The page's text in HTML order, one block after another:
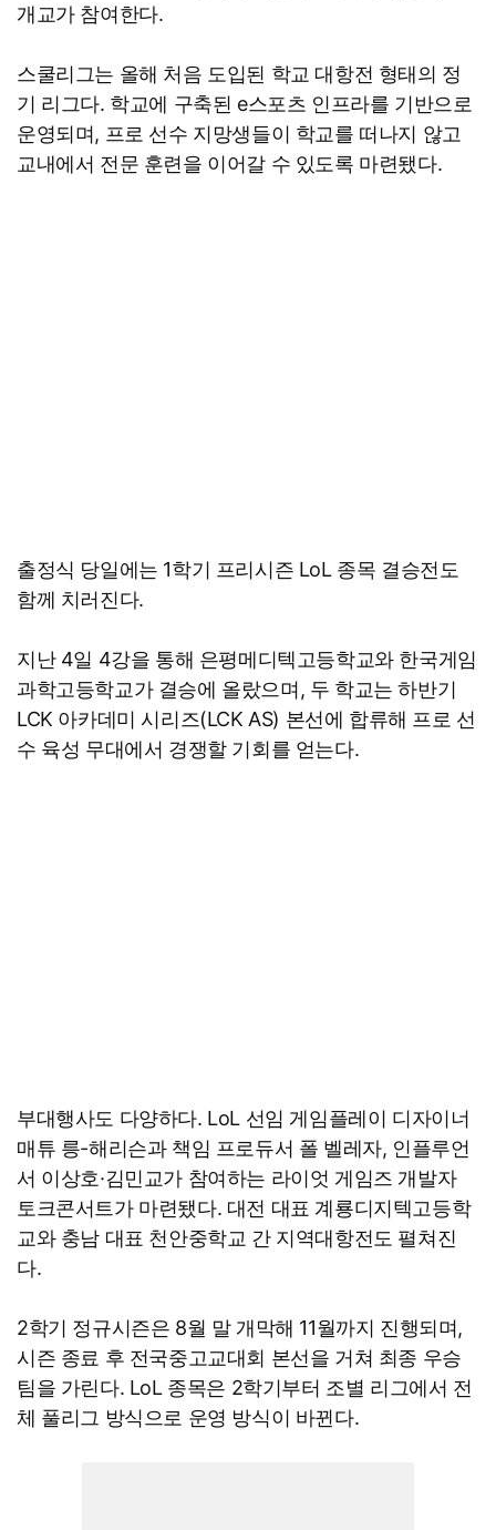
개교가 참여한다.
스쿨리그는 올해 처음 도입된 학교 대항전 형태의 정
기 리그다. 학교에 구축된 e스포츠 인프라를 기반으로
운영되며, 프로 선수 지망생들이 학교를 떠나지 않고
교내에서 전문 훈련을 이어갈 수 있도록 마련됐다.
출정식 당일에는 1학기 프리시즌 LoL 종목 결승전도
함께 치러진다.
지난 4일 4강을 통해 은평메디텍고등학교와 한국게임
과학고등학교가 결승에 올랐으며, 두 학교는 하반기
LCK 아카데미 시리즈(LCK AS) 본선에 합류해 프로 선
수 육성 무대에서 경쟁할 기회를 얻는다.
부대행사도 다양하다. LoL 선임 게임플레이 디자이너
매튜 릉-해리슨과 책임 프로듀서 폴 벨레자, 인플루언
서 이상호·김민교가 참여하는 라이엇 게임즈 개발자
토크콘서트가 마련됐다. 대전 대표 계룡디지텍고등학
교와 충남 대표 천안중학교 간 지역대항전도 펼쳐진
다.
2학기 정규시즌은 8월 말 개막해 11월까지 진행되며,
시즌 종료 후 전국중고교대회 본선을 거쳐 최종 우승
팀을 가린다. LoL 종목은 2학기부터 조별 리그에서 전
체 풀리그 방식으로 운영 방식이 바뀐다.